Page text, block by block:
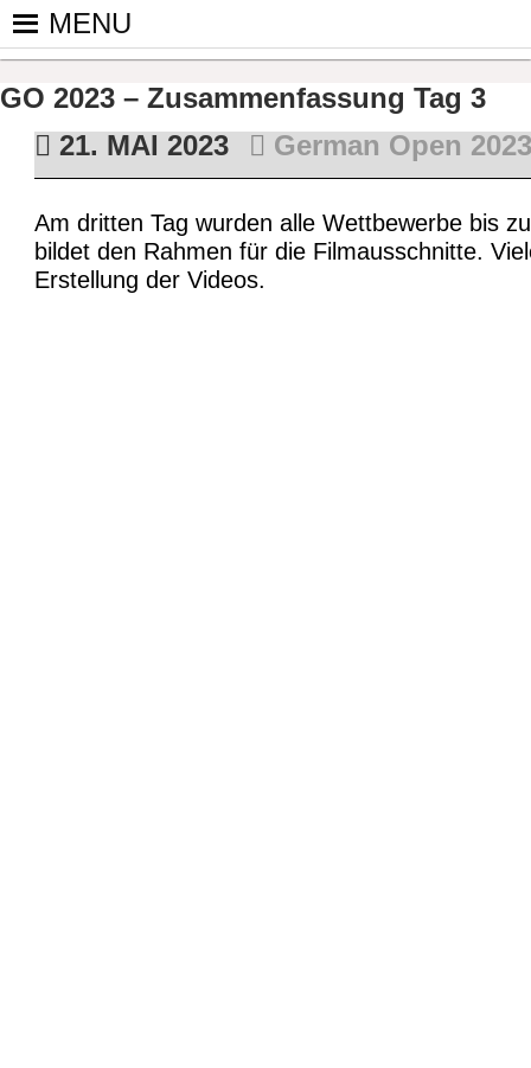
Skip
PINGPONGPARKINSON
ist der bundesweite Zusammenschluss von
Tischtennis – überwiegend ehrenamtlich um
MENU
GO 2023 – Zusammenfassung Tag 3
21. MAI 2023
German Open
Am dritten Tag wurden alle Wettbewerbe bis
bildet den Rahmen für die Filmausschnitte.
Erstellung der Videos.